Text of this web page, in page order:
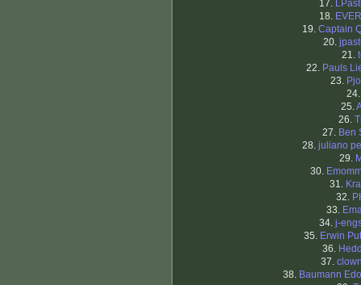
17.
18.
19. Captain
20.
21.
22. Pauls
23.
25.
26.
27. Ben
28. juliano
29.
30.
31.
32.
33.
34. j-
35. Erwin
36.
37.
38. Baumann